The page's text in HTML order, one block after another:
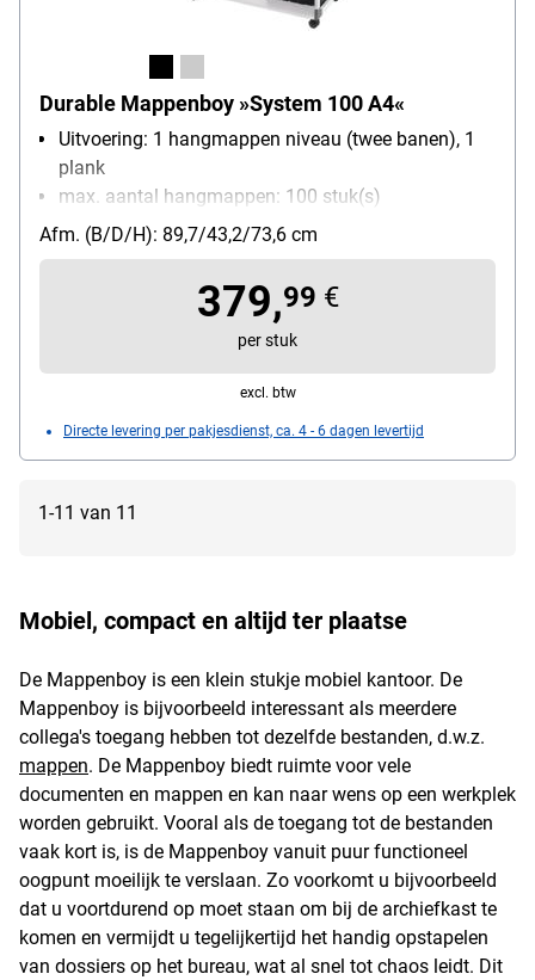
Durable Mappenboy »System 100 A4«
Uitvoering: 1 hangmappen niveau (twee banen), 1
plank
max. aantal hangmappen: 100 stuk(s)
Materiaal: staal
Met wieltjes: Ja
Afm. (B/D/H): 89,7/43,2/73,6 cm
379,99 €
per stuk
excl. btw
Directe levering per pakjesdienst, ca. 4 - 6 dagen levertijd
1-11 van 11
Mobiel, compact en altijd ter plaatse
De Mappenboy is een klein stukje mobiel kantoor. De
Mappenboy is bijvoorbeeld interessant als meerdere
collega's toegang hebben tot dezelfde bestanden, d.w.z.
mappen. De Mappenboy biedt ruimte voor vele
documenten en mappen en kan naar wens op een werkplek
worden gebruikt. Vooral als de toegang tot de bestanden
vaak kort is, is de Mappenboy vanuit puur functioneel
oogpunt moeilijk te verslaan. Zo voorkomt u bijvoorbeeld
dat u voortdurend op moet staan om bij de archiefkast te
komen en vermijdt u tegelijkertijd het handig opstapelen
van dossiers op het bureau, wat al snel tot chaos leidt. Dit